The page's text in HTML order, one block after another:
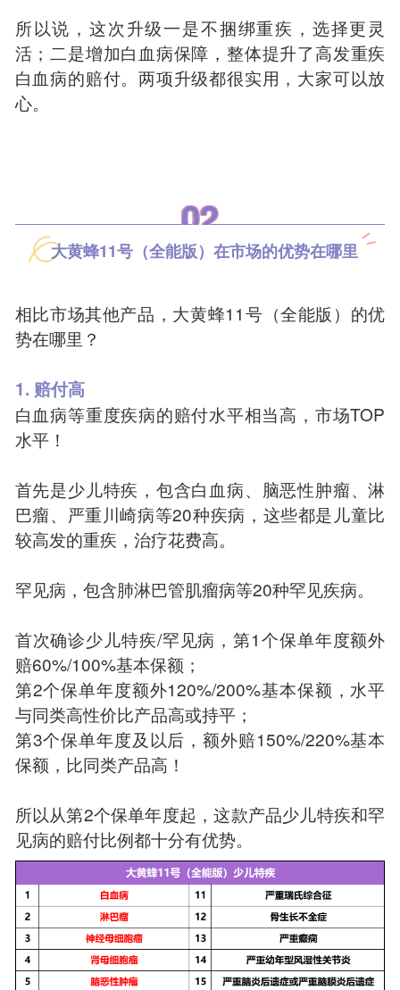
所以说，这次升级一是不捆绑重疾，选择更灵
活；二是增加白血病保障，整体提升了高发重疾
白血病的赔付。两项升级都很实用，大家可以放
心。
02
大黄蜂11号（全能版）在市场的优势在哪里
相比市场其他产品，大黄蜂11号（全能版）的优
势在哪里？
1. 赔付高
白血病等重度疾病的赔付水平相当高，市场TOP
水平！
首先是少儿特疾，包含白血病、脑恶性肿瘤、淋
巴瘤、严重川崎病等20种疾病，这些都是儿童比
较高发的重疾，治疗花费高。
罕见病，包含肺淋巴管肌瘤病等20种罕见疾病。
首次确诊少儿特疾/罕见病，第1个保单年度额外
赔60%/100%基本保额；
第2个保单年度额外120%/200%基本保额，水平
与同类高性价比产品高或持平；
第3个保单年度及以后，额外赔150%/220%基本
保额，比同类产品高！
所以从第2个保单年度起，这款产品少儿特疾和罕
见病的赔付比例都十分有优势。